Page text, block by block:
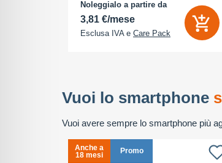
Noleggialo a partire da
3,81 €/mese
Esclusa IVA e Care Pack
Vuoi lo smartphone
Vuoi avere sempre lo smartphone più
Anche a
18 mesi
Promo